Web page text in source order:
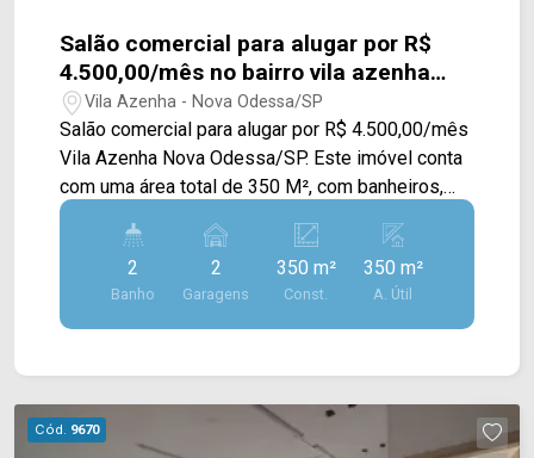
Salão comercial para alugar por R$
4.500,00/mês no bairro vila azenha
Nova Odessa/SP.
Vila Azenha - Nova Odessa/SP
Salão comercial para alugar por R$ 4.500,00/mês
Vila Azenha Nova Odessa/SP. Este imóvel conta
com uma área total de 350 M², com banheiros,
com cozinha, sala para escritório e recuo frontal
para veículos rotativo. Salão localizado na Av.
Antônio Rodrigues com Rua Dona Maria
Raposeira Azenha Azenha uma das melhores
avenidas da cidade próximo a área central
Sumaré e Americana. Entre em contato com a
equipe da Arbix Imóveis e agende a sua visita!!
2
Banho
2
Garagens
350 m²
Const.
350 m²
A. Útil
Cód. 9670